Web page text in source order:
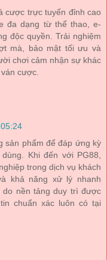
cược trực tuyến đỉnh cao
đa dạng từ thể thao, e-
độc quyền. Trải nghiệm
mà, bảo mật tối ưu và
chơi cảm nhận sự khác
cược.
sản phẩm để đáp ứng kỳ
Khi đến với PG88,
trong dịch vụ khách
khả năng xử lý nhanh
nền tảng duy trì được
chuẩn xác luôn có tại